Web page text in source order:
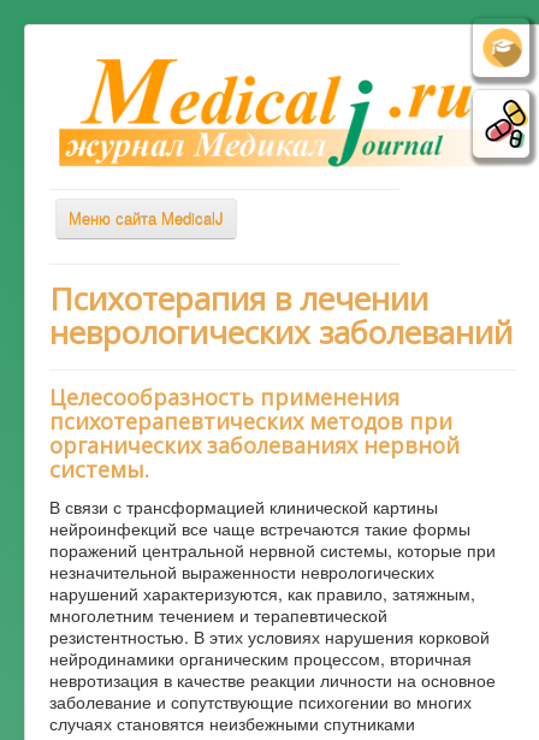
Меню сайта MedicalJ
Весь Медикал
Симптомы
Диагностика
Лечение
Советы врача
Альтернативная медицина
Форум
Психотерапия в лечении
неврологических заболеваний
Целесообразность применения
психотерапевтических методов при
органических заболеваниях нервной
системы.
В связи с трансформацией клинической картины
нейроинфекций все чаще встречаются такие формы
поражений центральной нервной системы, которые при
незначительной выраженности неврологических
нарушений характеризуются, как правило, затяжным,
многолетним течением и терапевтической
резистентностью. В этих условиях нарушения корковой
нейродинамики органическим процессом, вторичная
невротизация в качестве реакции личности на основное
заболевание и сопутствующие психогении во многих
случаях становятся неизбежными спутниками